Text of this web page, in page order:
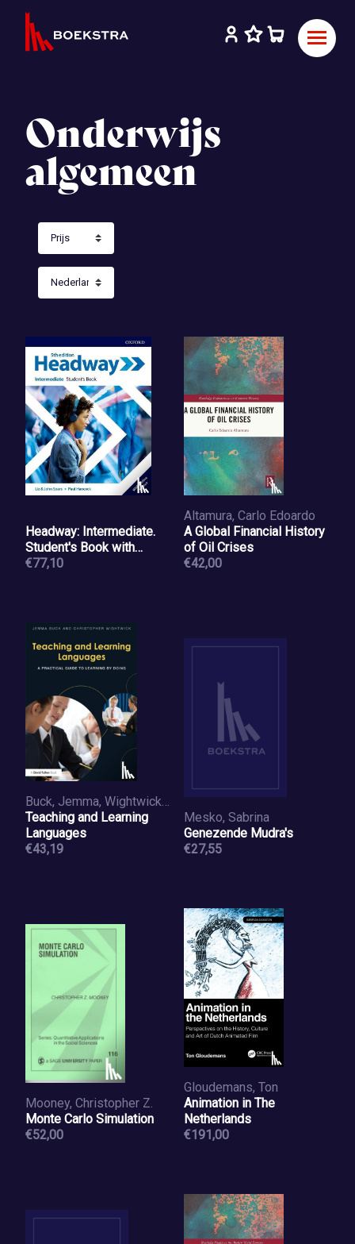
Onderwijs
algemeen
Headway: Intermediate.
Student's Book with
Online Practice
€77,10
Altamura, Carlo Edoardo
A Global Financial History
of Oil Crises
€42,00
Buck, Jemma, Wightwick, Christopher
Teaching and Learning
Languages
€43,19
Mesko, Sabrina
Genezende Mudra's
€27,55
Mooney, Christopher Z.
Monte Carlo Simulation
€52,00
Gloudemans, Ton
Animation in The
Netherlands
€191,00